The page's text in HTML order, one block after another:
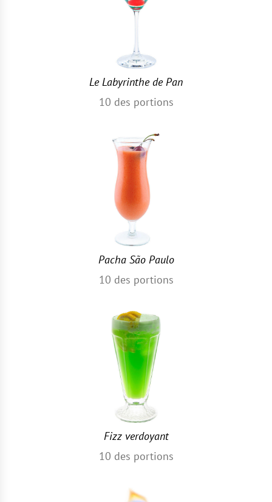
Le Labyrinthe de Pan
10 des portions
Pacha São Paulo
10 des portions
Fizz verdoyant
10 des portions